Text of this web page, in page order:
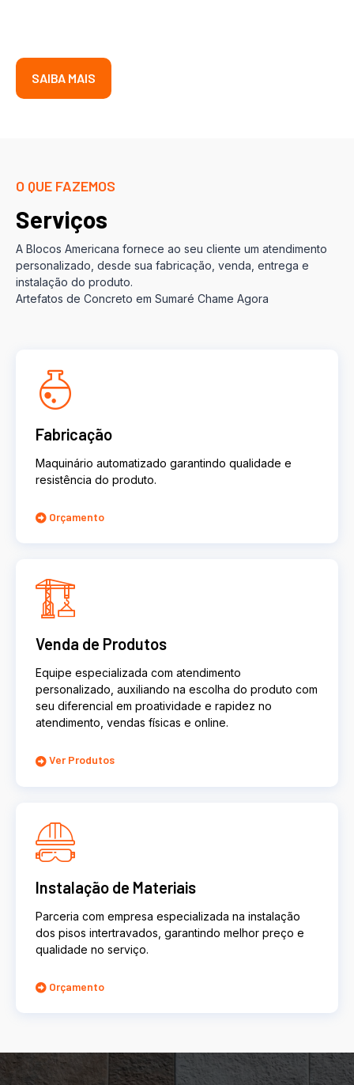
SAIBA MAIS
O QUE FAZEMOS
Serviços
A Blocos Americana fornece ao seu cliente um atendimento
personalizado, desde sua fabricação, venda, entrega e
instalação do produto.
Artefatos de Concreto em Sumaré Chame Agora
Fabricação
Maquinário automatizado garantindo qualidade e
resistência do produto.
Orçamento
Venda de Produtos
Equipe especializada com atendimento
personalizado, auxiliando na escolha do produto com
seu diferencial em proatividade e rapidez no
atendimento, vendas físicas e online.
Ver Produtos
Instalação de Materiais
Parceria com empresa especializada na instalação
dos pisos intertravados, garantindo melhor preço e
qualidade no serviço.
Orçamento